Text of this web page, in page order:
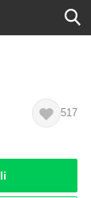
517